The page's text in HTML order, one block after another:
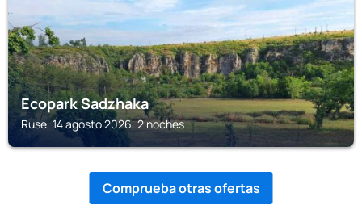
Ecopark Sadzhaka
Ruse, 14 agosto 2026, 2 noches
Comprueba otras ofertas